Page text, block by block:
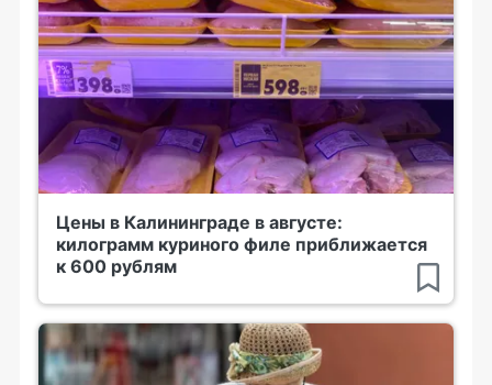
Цены в Калининграде в августе:
килограмм куриного филе приближается
к 600 рублям